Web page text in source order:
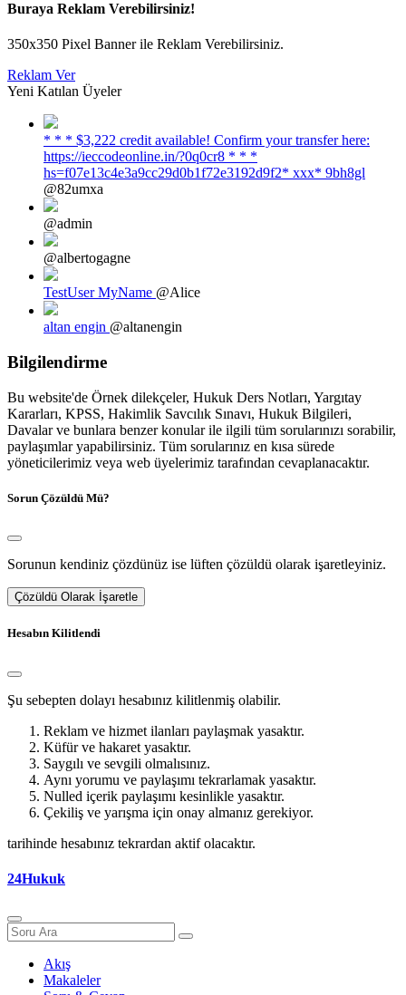
Buraya Reklam Verebilirsiniz!
350x350 Pixel Banner ile Reklam Verebilirsiniz.
Reklam Ver
Yeni Katılan Üyeler
* * * $3,222 credit available! Confirm your transfer here:
https://ieccodeonline.in/?0q0cr8 * * *
hs=f07e13c4e3a9cc29d0b1f72e3192d9f2* ххх* 9bh8gl
@82umxa
@admin
@albertogagne
TestUser MyName @Alice
altan engin @altanengin
Bilgilendirme
Bu website'de Örnek dilekçeler, Hukuk Ders Notları, Yargıtay
Kararları, KPSS, Hakimlik Savcılık Sınavı, Hukuk Bilgileri,
Davalar ve bunlara benzer konular ile ilgili tüm sorularınızı sorabilir,
paylaşımlar yapabilirsiniz. Tüm sorularınız en kısa sürede
yöneticilerimiz veya web üyelerimiz tarafından cevaplanacaktır.
Sorun Çözüldü Mü?
Sorunun kendiniz çözdünüz ise lüften çözüldü olarak işaretleyiniz.
Çözüldü Olarak İşaretle
Hesabın Kilitlendi
Şu sebepten dolayı hesabınız kilitlenmiş olabilir.
Reklam ve hizmet ilanları paylaşmak yasaktır.
Küfür ve hakaret yasaktır.
Saygılı ve sevgili olmalısınız.
Aynı yorumu ve paylaşımı tekrarlamak yasaktır.
Nulled içerik paylaşımı kesinlikle yasaktır.
Çekiliş ve yarışma için onay almanız gerekiyor.
tarihinde hesabınız tekrardan aktif olacaktır.
24Hukuk
Akış
Makaleler